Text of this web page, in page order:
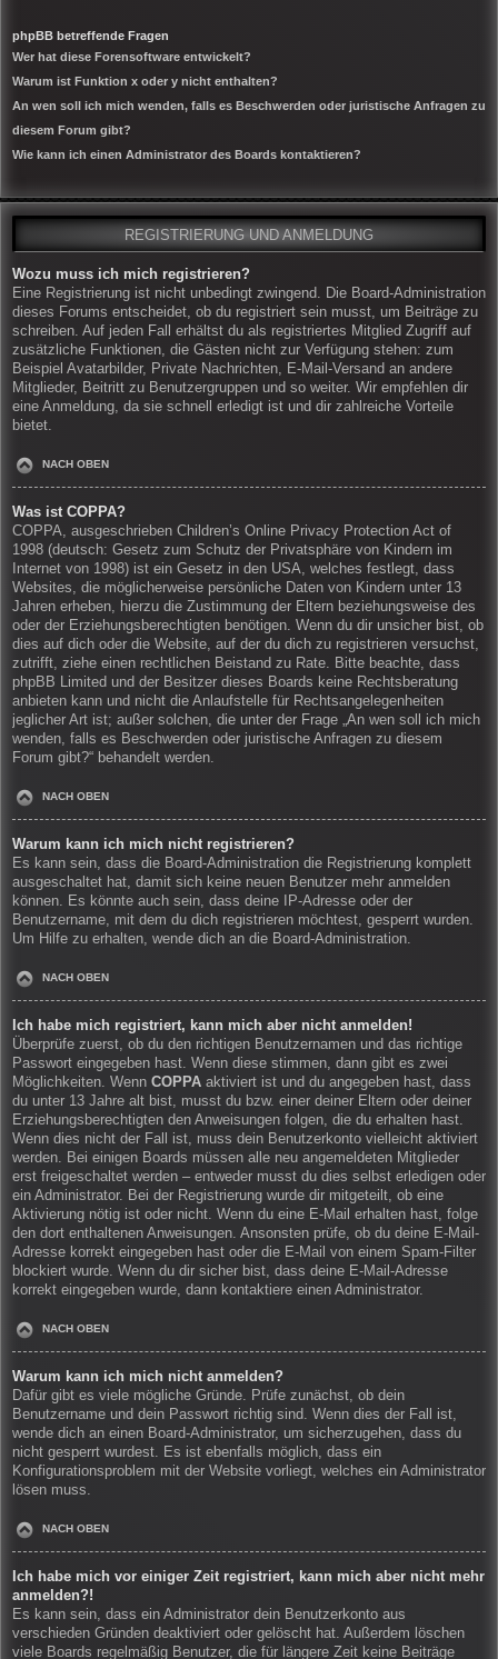
phpBB betreffende Fragen
Wer hat diese Forensoftware entwickelt?
Warum ist Funktion x oder y nicht enthalten?
An wen soll ich mich wenden, falls es Beschwerden oder juristische Anfragen zu
diesem Forum gibt?
Wie kann ich einen Administrator des Boards kontaktieren?
REGISTRIERUNG UND ANMELDUNG
Wozu muss ich mich registrieren?
Eine Registrierung ist nicht unbedingt zwingend. Die Board-Administration
dieses Forums entscheidet, ob du registriert sein musst, um Beiträge zu
schreiben. Auf jeden Fall erhältst du als registriertes Mitglied Zugriff auf
zusätzliche Funktionen, die Gästen nicht zur Verfügung stehen: zum
Beispiel Avatarbilder, Private Nachrichten, E-Mail-Versand an andere
Mitglieder, Beitritt zu Benutzergruppen und so weiter. Wir empfehlen dir
eine Anmeldung, da sie schnell erledigt ist und dir zahlreiche Vorteile
bietet.
NACH OBEN
Was ist COPPA?
COPPA, ausgeschrieben Children’s Online Privacy Protection Act of
1998 (deutsch: Gesetz zum Schutz der Privatsphäre von Kindern im
Internet von 1998) ist ein Gesetz in den USA, welches festlegt, dass
Websites, die möglicherweise persönliche Daten von Kindern unter 13
Jahren erheben, hierzu die Zustimmung der Eltern beziehungsweise des
oder der Erziehungsberechtigten benötigen. Wenn du dir unsicher bist, ob
dies auf dich oder die Website, auf der du dich zu registrieren versuchst,
zutrifft, ziehe einen rechtlichen Beistand zu Rate. Bitte beachte, dass
phpBB Limited und der Besitzer dieses Boards keine Rechtsberatung
anbieten kann und nicht die Anlaufstelle für Rechtsangelegenheiten
jeglicher Art ist; außer solchen, die unter der Frage „An wen soll ich mich
wenden, falls es Beschwerden oder juristische Anfragen zu diesem
Forum gibt?“ behandelt werden.
NACH OBEN
Warum kann ich mich nicht registrieren?
Es kann sein, dass die Board-Administration die Registrierung komplett
ausgeschaltet hat, damit sich keine neuen Benutzer mehr anmelden
können. Es könnte auch sein, dass deine IP-Adresse oder der
Benutzername, mit dem du dich registrieren möchtest, gesperrt wurden.
Um Hilfe zu erhalten, wende dich an die Board-Administration.
NACH OBEN
Ich habe mich registriert, kann mich aber nicht anmelden!
Überprüfe zuerst, ob du den richtigen Benutzernamen und das richtige
Passwort eingegeben hast. Wenn diese stimmen, dann gibt es zwei
Möglichkeiten. Wenn COPPA aktiviert ist und du angegeben hast, dass
du unter 13 Jahre alt bist, musst du bzw. einer deiner Eltern oder deiner
Erziehungsberechtigten den Anweisungen folgen, die du erhalten hast.
Wenn dies nicht der Fall ist, muss dein Benutzerkonto vielleicht aktiviert
werden. Bei einigen Boards müssen alle neu angemeldeten Mitglieder
erst freigeschaltet werden – entweder musst du dies selbst erledigen oder
ein Administrator. Bei der Registrierung wurde dir mitgeteilt, ob eine
Aktivierung nötig ist oder nicht. Wenn du eine E-Mail erhalten hast, folge
den dort enthaltenen Anweisungen. Ansonsten prüfe, ob du deine E-Mail-
Adresse korrekt eingegeben hast oder die E-Mail von einem Spam-Filter
blockiert wurde. Wenn du dir sicher bist, dass deine E-Mail-Adresse
korrekt eingegeben wurde, dann kontaktiere einen Administrator.
NACH OBEN
Warum kann ich mich nicht anmelden?
Dafür gibt es viele mögliche Gründe. Prüfe zunächst, ob dein
Benutzername und dein Passwort richtig sind. Wenn dies der Fall ist,
wende dich an einen Board-Administrator, um sicherzugehen, dass du
nicht gesperrt wurdest. Es ist ebenfalls möglich, dass ein
Konfigurationsproblem mit der Website vorliegt, welches ein Administrator
lösen muss.
NACH OBEN
Ich habe mich vor einiger Zeit registriert, kann mich aber nicht mehr
anmelden?!
Es kann sein, dass ein Administrator dein Benutzerkonto aus
verschieden Gründen deaktiviert oder gelöscht hat. Außerdem löschen
viele Boards regelmäßig Benutzer, die für längere Zeit keine Beiträge